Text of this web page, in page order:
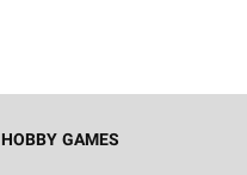
HOBBY GAMES
Белая смерть
12 990